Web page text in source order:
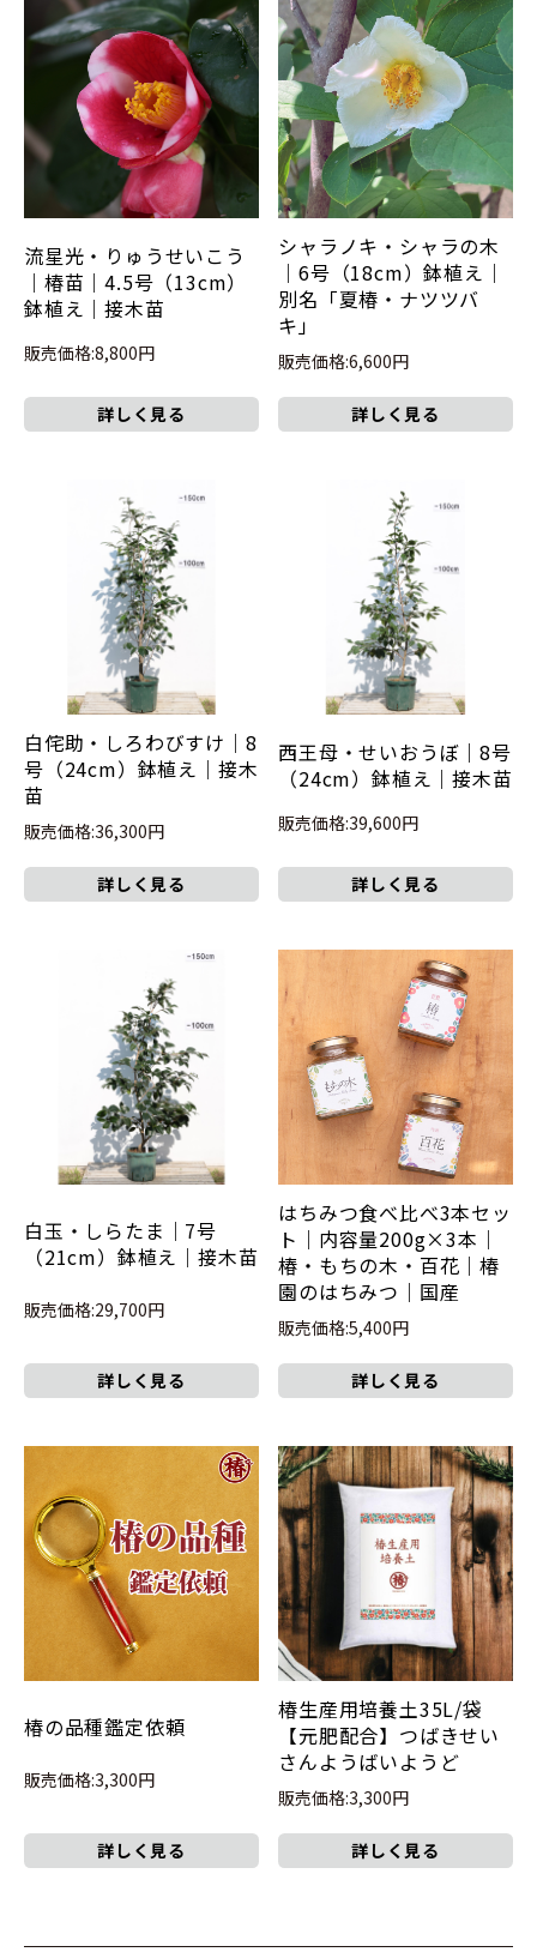
流星光・りゅうせいこう
｜椿苗｜4.5号（13cm）
鉢植え｜接木苗
販売価格:8,800円
詳しく見る
シャラノキ・シャラの木
｜6号（18cm）鉢植え｜
別名「夏椿・ナツツバ
キ」
販売価格:6,600円
詳しく見る
白侘助・しろわびすけ｜8
号（24cm）鉢植え｜接木
苗
販売価格:36,300円
詳しく見る
西王母・せいおうぼ｜8号
（24cm）鉢植え｜接木苗
販売価格:39,600円
詳しく見る
白玉・しらたま｜7号
（21cm）鉢植え｜接木苗
販売価格:29,700円
詳しく見る
はちみつ食べ比べ3本セッ
ト｜内容量200g×3本｜
椿・もちの木・百花｜椿
園のはちみつ｜国産
販売価格:5,400円
詳しく見る
椿の品種鑑定依頼
販売価格:3,300円
詳しく見る
椿生産用培養土35L/袋
【元肥配合】つばきせい
さんようばいようど
販売価格:3,300円
詳しく見る